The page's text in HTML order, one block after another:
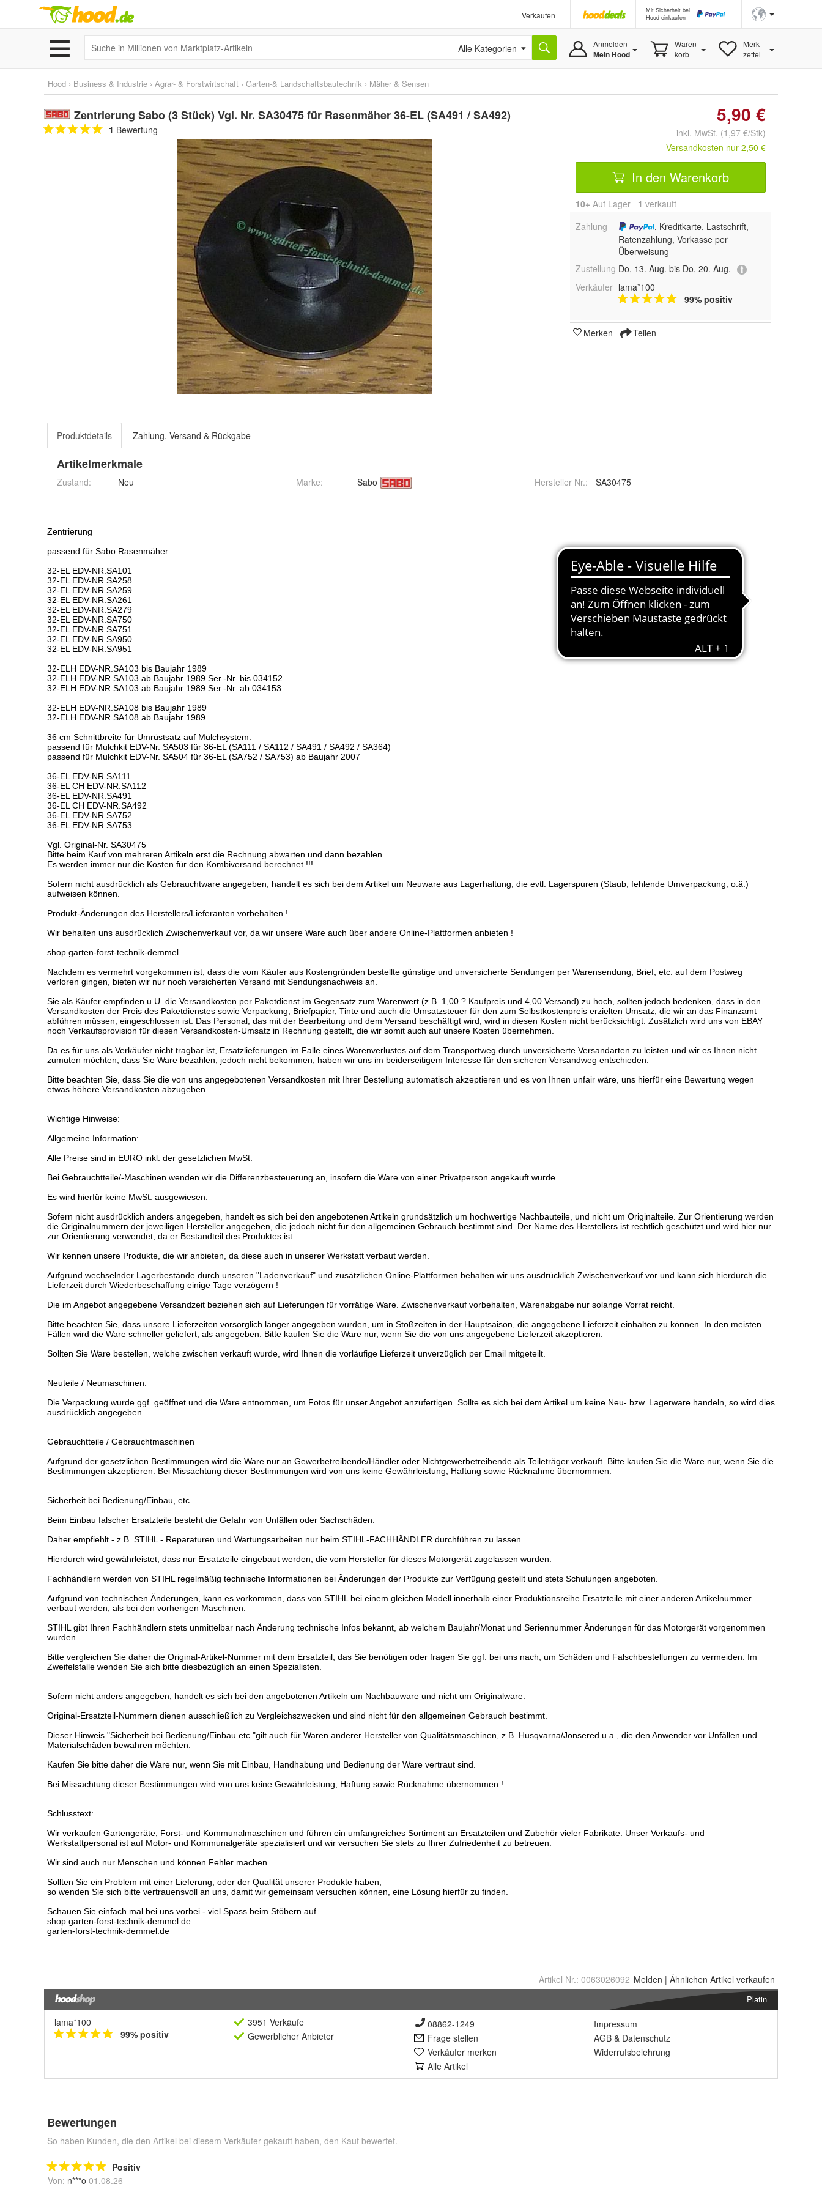
Verkaufen
Mit Sicherheit bei
Hood einkaufen
Alle Kategorien Anmelden
Mein Hood
Waren-
korb
Merk-
zettel
Hood › Business & Industrie › Agrar- & Forstwirtschaft › Garten-& Landschaftsbautechnik › Mäher & Sensen
Zentrierung Sabo (3 Stück) Vgl. Nr. SA30475 für Rasenmäher 36-EL (SA491 / SA492)
1 Bewertung
5,90 €
inkl. MwSt. (1,97 €/Stk)
Versandkosten nur 2,50 €
In den Warenkorb
10+ Auf Lager 1 verkauft
Zahlung
, Kreditkarte, Lastschrift,
Ratenzahlung, Vorkasse per
Überweisung
Zustellung Do, 13. Aug. bis Do, 20. Aug.
Verkäufer lama*100
99% positiv
Merken Teilen
Produktdetails Zahlung, Versand & Rückgabe
Artikelmerkmale
Zustand: Neu Marke: Sabo Hersteller Nr.: SA30475
Artikel Nr.: 0063026092 Melden | Ähnlichen Artikel verkaufen
Platin
lama*100
99% positiv
3951 Verkäufe
Gewerblicher Anbieter
08862-1249
Frage stellen
Verkäufer merken
Alle Artikel
Impressum
AGB & Datenschutz
Widerrufsbelehrung
Bewertungen
So haben Kunden, die den Artikel bei diesem Verkäufer gekauft haben, den Kauf bewertet.
Positiv
Von: n***o 01.08.26